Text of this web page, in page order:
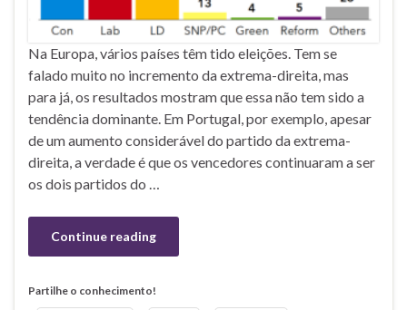
Na Europa, vários países têm tido eleições. Tem se
falado muito no incremento da extrema-direita, mas
para já, os resultados mostram que essa não tem sido a
tendência dominante. Em Portugal, por exemplo, apesar
de um aumento considerável do partido da extrema-
direita, a verdade é que os vencedores continuaram a ser
os dois partidos do …
Continue reading
Partilhe o conhecimento!